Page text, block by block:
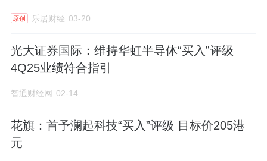
原创 乐居财经 03-20
光大证券国际：维持华虹半导体“买入”评级
4Q25业绩符合指引
智通财经网 02-14
花旗：首予澜起科技“买入”评级 目标价205港
元